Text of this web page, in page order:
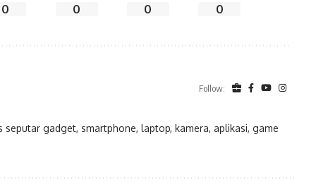
0 0 0 0
Follow:
gadget, smartphone, laptop, kamera, aplikasi, game